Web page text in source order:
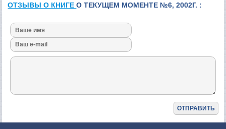
ОТЗЫВЫ О КНИГЕО ТЕКУЩЕМ МОМЕНТЕ №6, 2002Г. :